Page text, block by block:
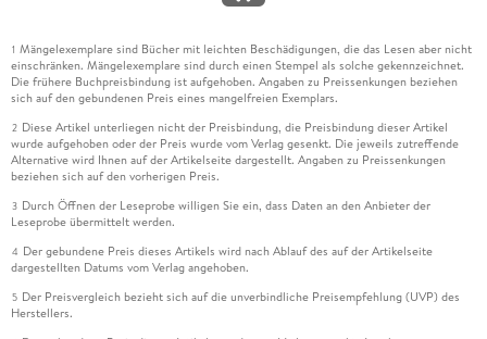
1 Mängelexemplare sind Bücher mit leichten Beschädigungen, die das Lesen aber nicht
einschränken. Mängelexemplare sind durch einen Stempel als solche gekennzeichnet.
Die frühere Buchpreisbindung ist aufgehoben. Angaben zu Preissenkungen beziehen
sich auf den gebundenen Preis eines mangelfreien Exemplars.
2 Diese Artikel unterliegen nicht der Preisbindung, die Preisbindung dieser Artikel
wurde aufgehoben oder der Preis wurde vom Verlag gesenkt. Die jeweils zutreffende
Alternative wird Ihnen auf der Artikelseite dargestellt. Angaben zu Preissenkungen
beziehen sich auf den vorherigen Preis.
3 Durch Öffnen der Leseprobe willigen Sie ein, dass Daten an den Anbieter der
Leseprobe übermittelt werden.
4 Der gebundene Preis dieses Artikels wird nach Ablauf des auf der Artikelseite
dargestellten Datums vom Verlag angehoben.
5 Der Preisvergleich bezieht sich auf die unverbindliche Preisempfehlung (UVP) des
Herstellers.